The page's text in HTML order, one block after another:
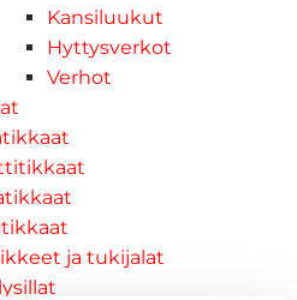
Kansiluukut
Hyttysverkot
Verhot
ja tukijalat